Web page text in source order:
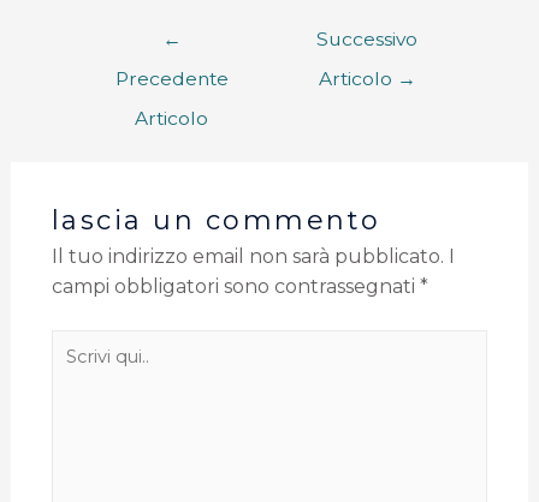
←
Precedente
Articolo
Successivo
Articolo →
lascia un commento
Il tuo indirizzo email non sarà pubblicato.
campi obbligatori sono contrassegnati *